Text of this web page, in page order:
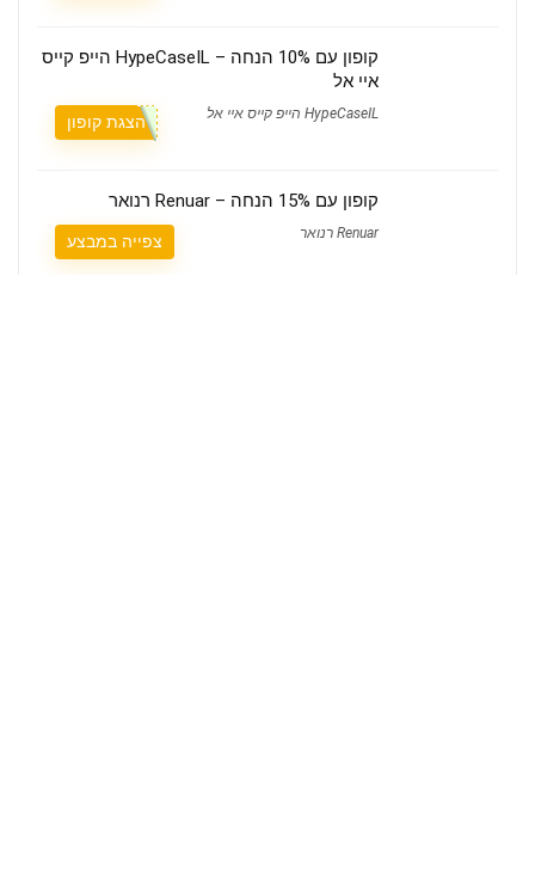
קופון עם 10% הנחה – HypeCaseIL הייפ קייס
איי אל
HypeCaseIL הייפ קייס איי אל הצגת קופון
קופון עם 15% הנחה – Renuar רנואר
Renuar רנואר צפייה במבצע